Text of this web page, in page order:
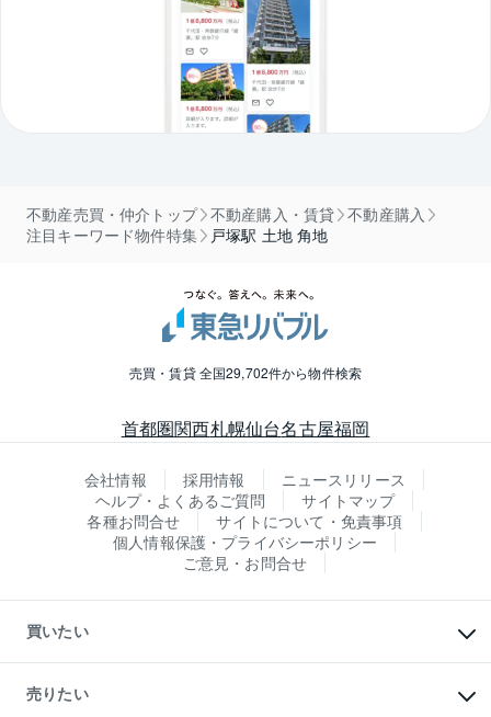
不動産売買・仲介トップ 不動産購入・賃貸
不動産購入
注目キーワード物件特集
戸塚駅 土地 角地
売買・賃貸 全国29,702件から物件検索
首都圏関西札幌仙台名古屋福岡
会社情報 採用情報
ニュースリリース
ヘルプ・よくあるご質問
サイトマップ
各種お問合せ
サイトについて・免責事項
個人情報保護・プライバシーポリシー
ご意見・お問合せ
買いたい
新築・分譲マンションの購入
中古マンションの購入
売りたい